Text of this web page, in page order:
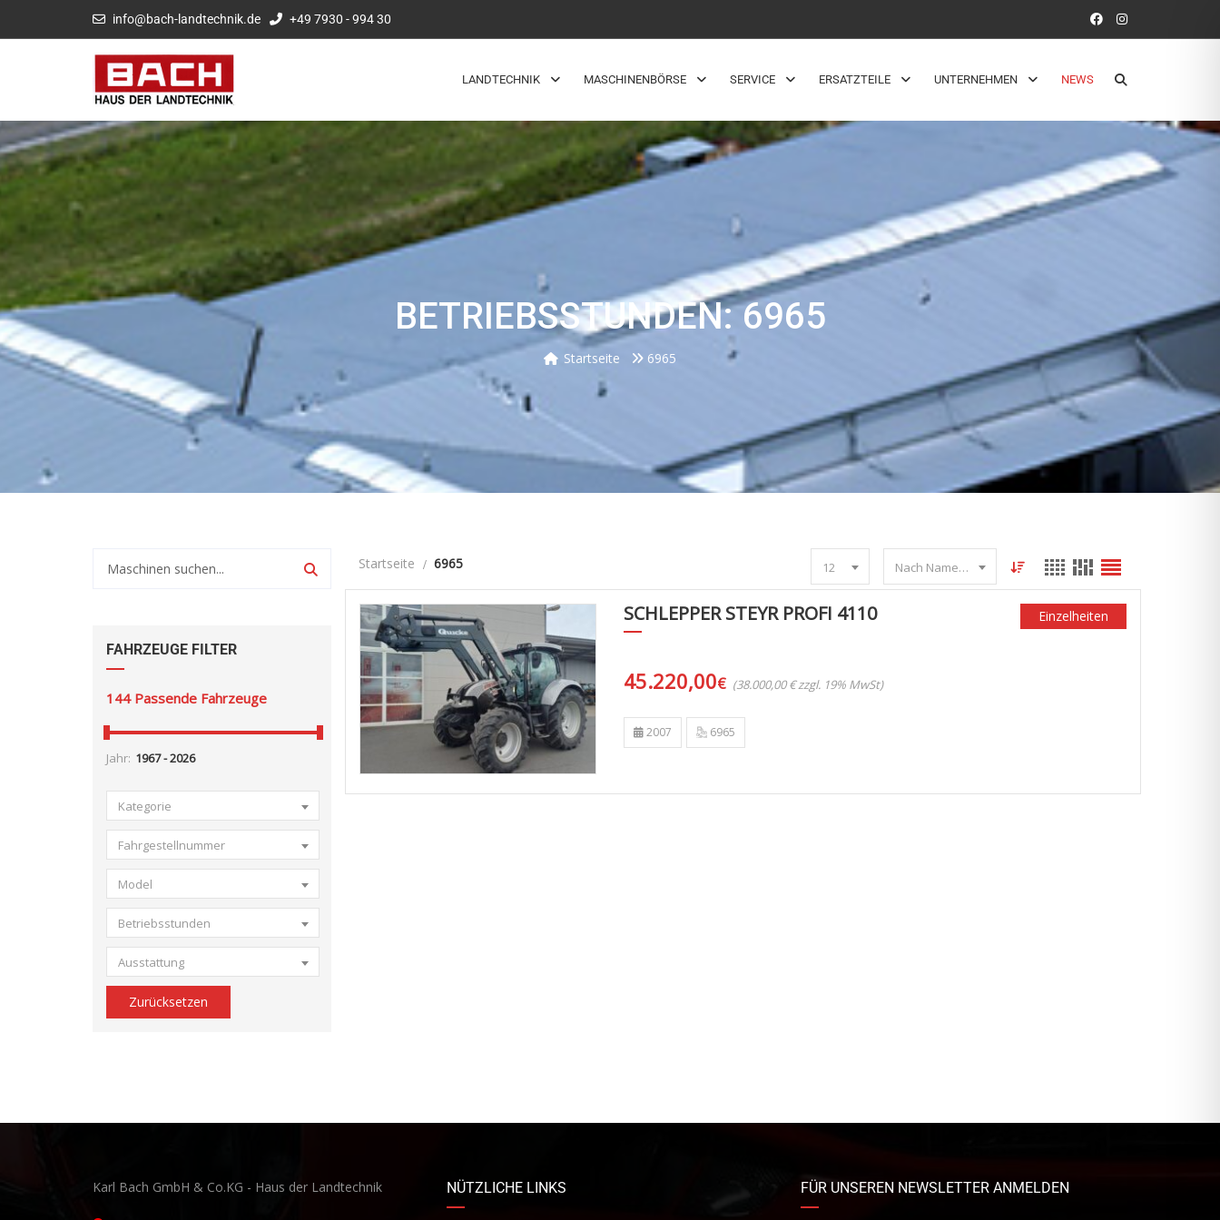
info@bach-landtechnik.de +49 7930 - 994 30
LANDTECHNIK MASCHINENBÖRSE SERVICE ERSATZTEILE UNTERNEHMEN NEWS
BETRIEBSSTUNDEN: 6965
Startseite 6965
FAHRZEUGE FILTER
144 Passende Fahrzeuge
Jahr:
Kategorie
Fahrgestellnummer
Model
Betriebsstunden
Ausstattung
Zurücksetzen
Startseite 6965 12 Nach Name sortieren
SCHLEPPER STEYR PROFI 4110
45.220,00€ (38.000,00 € zzgl. 19% MwSt)
Einzelheiten
2007 6965
Karl Bach GmbH & Co.KG - Haus der Landtechnik NÜTZLICHE LINKS FÜR UNSEREN NEWSLETTER ANMELDEN